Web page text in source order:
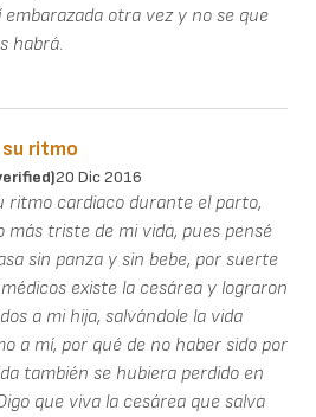
embarazada otra vez y no se que
habrá.
ritmo
20 Dic 2016
ritmo cardiaco durante el parto,
más triste de mi vida, pues pensé
sin panza y sin bebe, por suerte
existe la cesárea y lograron
a mi hija, salvándole la vida
a mí, por qué de no haber sido por
también se hubiera perdido en
que viva la cesárea que salva